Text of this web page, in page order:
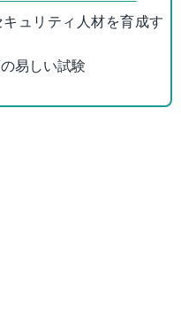
ュリティ人材を育成す
易しい試験